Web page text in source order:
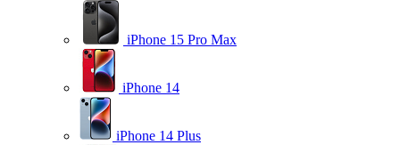
iPhone 15 Pro Max
iPhone 14
iPhone 14 Plus